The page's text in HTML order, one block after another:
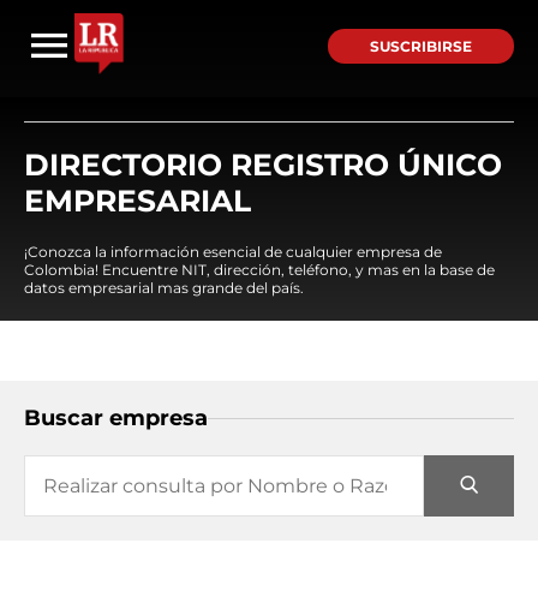
SUSCRIBIRSE
DIRECTORIO REGISTRO ÚNICO
EMPRESARIAL
¡Conozca la información esencial de cualquier empresa de
Colombia! Encuentre NIT, dirección, teléfono, y mas en la base de
datos empresarial mas grande del país.
Buscar empresa